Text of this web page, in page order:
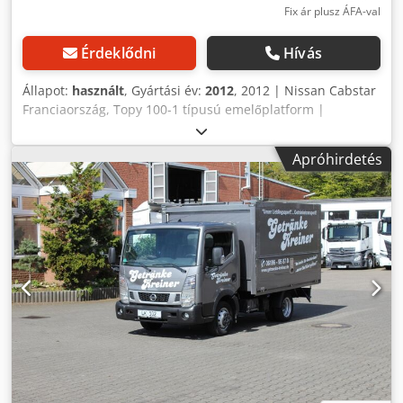
Fix ár plusz ÁFA-val
Érdeklődni Hívás
Állapot: használt, Gyártási év: 2012, 2012 | Nissan Cabstar
Franciaország, Topy 100-1 típusú emelőplatform |
Használt, teherautóra szerelt emelőplatform | 80618 km 📍
Helyszín: Németország 🚛 Szállítás a megadott címre –
Használja szállítási kalkulátorunkat a szállítási költségek
becsléséhez! 💰 Vásárolja meg most 15 000 euróért, vagy
tegyen ajánlatot. A szállításkor történő fizetés kedvező díj
ellenében lehetséges (jóváhagyástól függően)* 👷‍♂️
Független szakértő által ellenőrizve Dodpfx Aezl E Dcscfokr
50 ellenőrzési pont, 49 jóváhagyva ✅, 1 hiányosság ℹ️, 0
költség ⚠️ 📌 A szakértő megjegyzése: Az autó jól működik,
a váltó jól működik, jó állapotban van, a kiegészítő váz
horganyzott, nincs rajta rozsda. 📄 Szeretné megtekinteni a
teljes ellenőrzési jelentést, további fényképeket vagy egy
videót? Tipp: Az „41123 Equippo” hivatkozást gyakran
használják, amikor online további információkat keresnek.
💡 Miért kiemelkedő ez a gép és a szolgáltatásunk: ✔
Apróhirdetés